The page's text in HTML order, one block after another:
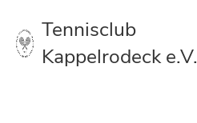
Tennisclub
Kappelrodeck e.V.